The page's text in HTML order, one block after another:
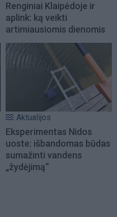
Renginiai Klaipėdoje ir
aplink: ką veikti
artimiausiomis dienomis
Aktualijos
Eksperimentas Nidos
uoste: išbandomas būdas
sumažinti vandens
„žydėjimą“